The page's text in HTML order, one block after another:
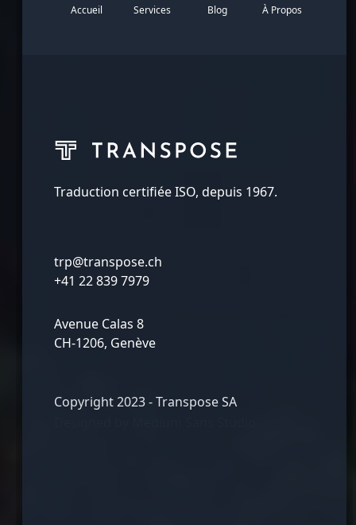
Accueil Services Blog À Propos
Traduction certifiée ISO, depuis 1967.
trp@transpose.ch
+41 22 839 7979
Avenue Calas 8
CH-1206, Genève
Copyright 2023 - Transpose SA